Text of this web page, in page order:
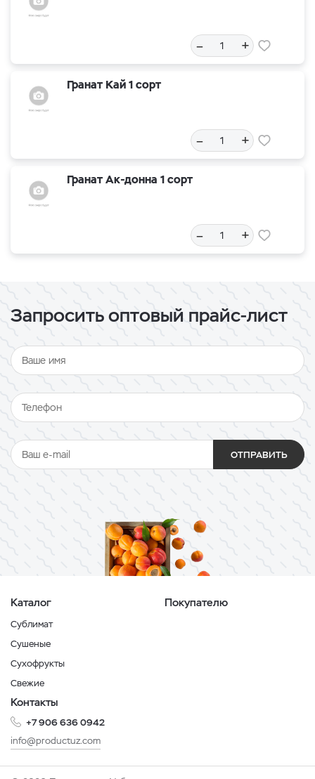
– +
Гранат Кай 1 сорт
– +
Гранат Ак-донна 1 сорт
– +
Запросить оптовый прайс-лист
ОТПРАВИТЬ
Каталог
Сублимат
Сушеные
Сухофрукты
Свежие
Покупателю
Контакты
+7 906 636 0942
info@productuz.com